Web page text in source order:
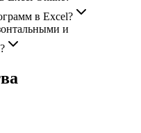
в Excel?
и